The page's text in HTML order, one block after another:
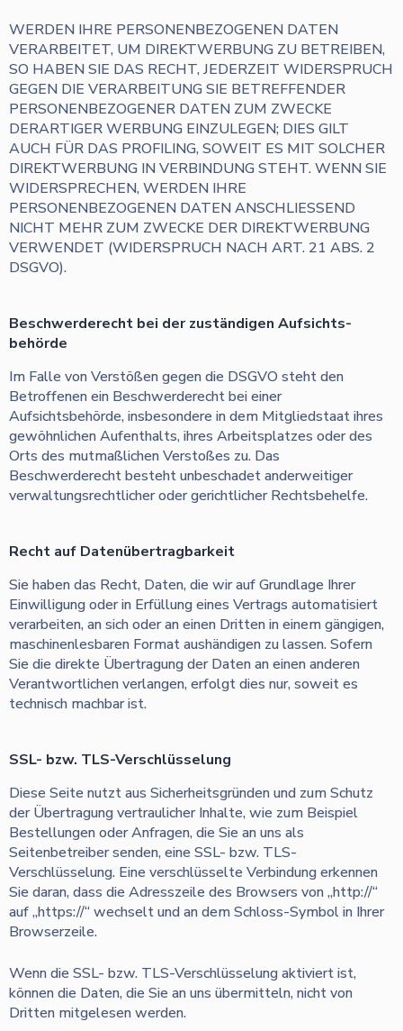
WERDEN IHRE PERSONENBEZOGENEN DATEN
VERARBEITET, UM DIREKTWERBUNG ZU BETREIBEN,
SO HABEN SIE DAS RECHT, JEDERZEIT WIDERSPRUCH
GEGEN DIE VERARBEITUNG SIE BETREFFENDER
PERSONENBEZOGENER DATEN ZUM ZWECKE
DERARTIGER WERBUNG EINZULEGEN; DIES GILT
AUCH FÜR DAS PROFILING, SOWEIT ES MIT SOLCHER
DIREKTWERBUNG IN VERBINDUNG STEHT. WENN SIE
WIDERSPRECHEN, WERDEN IHRE
PERSONENBEZOGENEN DATEN ANSCHLIESSEND
NICHT MEHR ZUM ZWECKE DER DIREKTWERBUNG
VERWENDET (WIDERSPRUCH NACH ART. 21 ABS. 2
DSGVO).
Beschwerde­recht bei der zuständigen Aufsichts­
behörde
Im Falle von Verstößen gegen die DSGVO steht den
Betroffenen ein Beschwerderecht bei einer
Aufsichtsbehörde, insbesondere in dem Mitgliedstaat ihres
gewöhnlichen Aufenthalts, ihres Arbeitsplatzes oder des
Orts des mutmaßlichen Verstoßes zu. Das
Beschwerderecht besteht unbeschadet anderweitiger
verwaltungsrechtlicher oder gerichtlicher Rechtsbehelfe.
Recht auf Daten­übertrag­barkeit
Sie haben das Recht, Daten, die wir auf Grundlage Ihrer
Einwilligung oder in Erfüllung eines Vertrags automatisiert
verarbeiten, an sich oder an einen Dritten in einem gängigen,
maschinenlesbaren Format aushändigen zu lassen. Sofern
Sie die direkte Übertragung der Daten an einen anderen
Verantwortlichen verlangen, erfolgt dies nur, soweit es
technisch machbar ist.
SSL- bzw. TLS-Verschlüsselung
Diese Seite nutzt aus Sicherheitsgründen und zum Schutz
der Übertragung vertraulicher Inhalte, wie zum Beispiel
Bestellungen oder Anfragen, die Sie an uns als
Seitenbetreiber senden, eine SSL- bzw. TLS-
Verschlüsselung. Eine verschlüsselte Verbindung erkennen
Sie daran, dass die Adresszeile des Browsers von „http://“
auf „https://“ wechselt und an dem Schloss-Symbol in Ihrer
Browserzeile.
Wenn die SSL- bzw. TLS-Verschlüsselung aktiviert ist,
können die Daten, die Sie an uns übermitteln, nicht von
Dritten mitgelesen werden.